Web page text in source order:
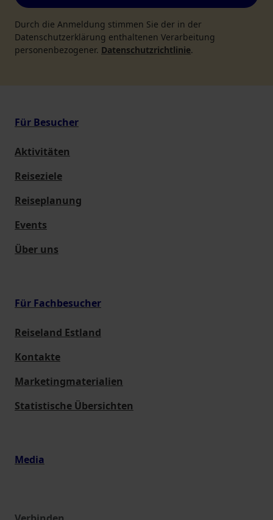
Durch die Anmeldung stimmen Sie der in der
Datenschutzerklärung enthaltenen Verarbeitung
personenbezogener. Datenschutzrichtlinie.
Für Besucher
Aktivitäten
Reiseziele
Reiseplanung
Events
Über uns
Für Fachbesucher
Reiseland Estland
Kontakte
Marketingmaterialien
Statistische Übersichten
Media